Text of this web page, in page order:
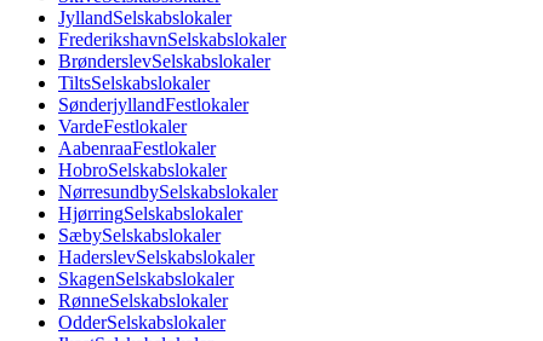
JyllandSelskabslokaler
FrederikshavnSelskabslokaler
BrønderslevSelskabslokaler
TiltsSelskabslokaler
SønderjyllandFestlokaler
VardeFestlokaler
AabenraaFestlokaler
HobroSelskabslokaler
NørresundbySelskabslokaler
HjørringSelskabslokaler
SæbySelskabslokaler
HaderslevSelskabslokaler
SkagenSelskabslokaler
RønneSelskabslokaler
OdderSelskabslokaler